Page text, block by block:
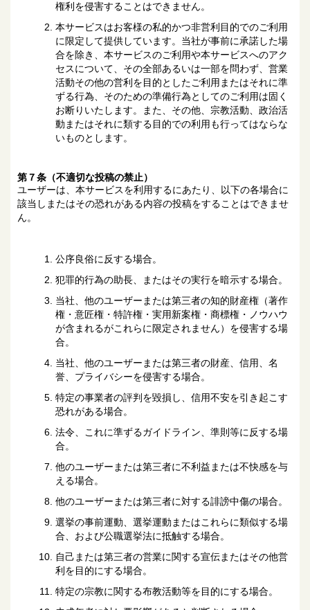
権利を侵害することはできません。
本サービスはお客様の私的かつ非営利目的でのご利用
に限定して提供しています。当社が事前に承諾した場
合を除き、本サービスのご利用や本サービスへのアク
セスについて、その全部あるいは一部を問わず、営業
活動その他の営利を目的としたご利用またはそれに準
ずる行為、そのための準備行為としてのご利用は固く
お断りいたします。また、その他、宗教活動、政治活
動またはそれに類する目的での利用も行ってはならな
いものとします。
第７条（不適切な投稿の禁止）
ユーザーは、本サービスを利用するにあたり、以下の各場合に
該当しまたはその恐れがある内容の投稿をすることはできませ
ん。
公序良俗に反する場合。
犯罪的行為の助長、またはその実行を暗示する場合。
当社、他のユーザーまたは第三者の知的財産権（著作
権・意匠権・特許権・実用新案権・商標権・ノウハウ
が含まれるがこれらに限定されません）を侵害する場
合。
当社、他のユーザーまたは第三者の財産、信用、名
誉、プライバシーを侵害する場合。
特定の事業者の評判を毀損し、信用不安を引き起こす
恐れがある場合。
法令、これに準ずるガイドライン、準則等に反する場
合。
他のユーザーまたは第三者に不利益または不快感を与
える場合。
他のユーザーまたは第三者に対する誹謗中傷の場合。
選挙の事前運動、選挙運動またはこれらに類似する場
合、および公職選挙法に抵触する場合。
自己または第三者の営業に関する宣伝またはその他営
利を目的にする場合。
特定の宗教に関する布教活動等を目的にする場合。